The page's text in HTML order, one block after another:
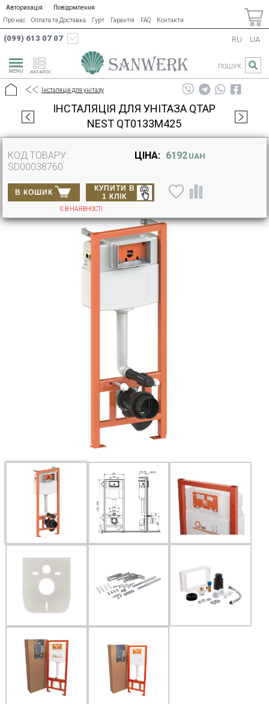
Авторизація
Повідомлення
Про нас
Оплата та Доставка Гурт Гарантія FAQ Контакти
(099) 613 07 07
КАТАЛОГ
RU UA
ПОШУК
Інсталяція для унітазу
ІНСТАЛЯЦІЯ ДЛЯ УНІТАЗА QTAP
NEST QT0133M425
КОД ТОВАРУ:
SD00038760
ЦІНА: 6192 UAH
В КОШИК
КУПИТИ В
1 КЛІК
Є В НАЯВНОСТІ